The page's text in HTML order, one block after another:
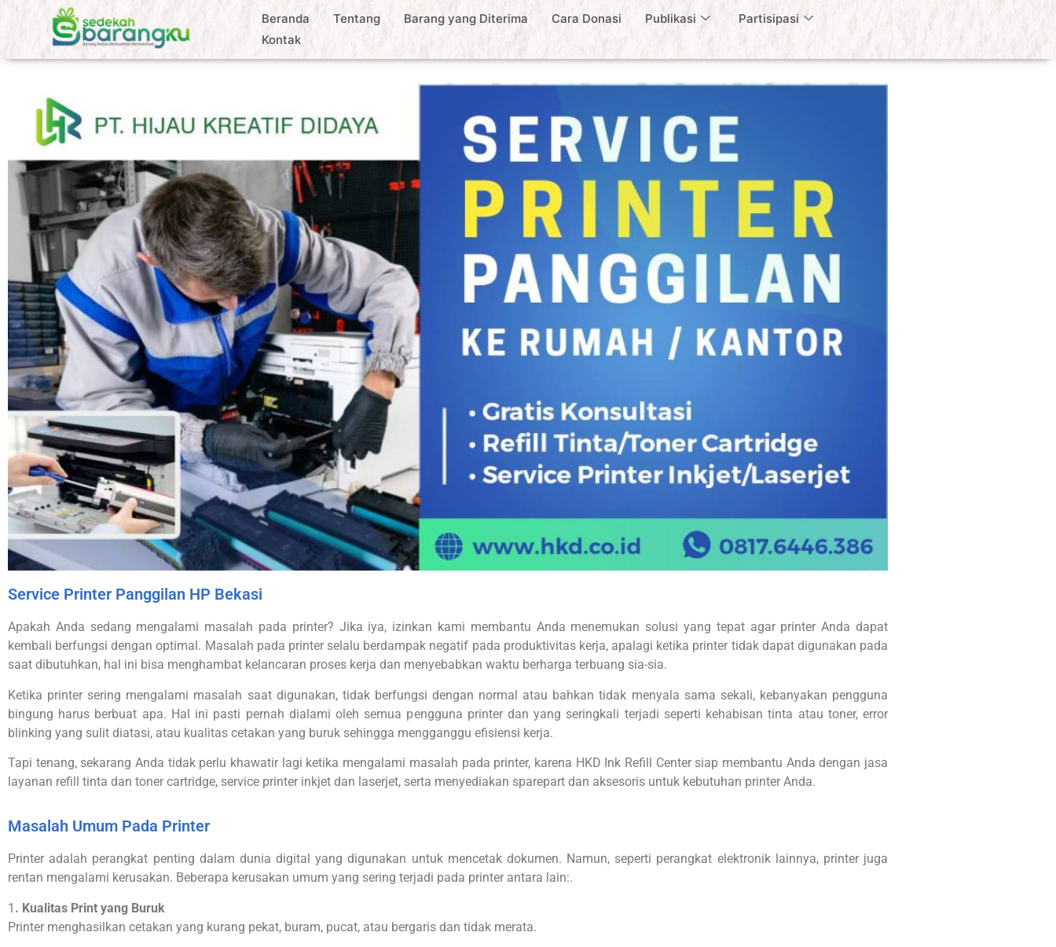
Beranda Tentang Barang yang Diterima Cara Donasi Publikasi
Partisipasi
Kontak
Service Printer Panggilan HP Bekasi
Apakah Anda sedang mengalami masalah pada printer? Jika iya, izinkan kami membantu Anda menemukan solusi yang tepat agar printer Anda dapat
kembali berfungsi dengan optimal. Masalah pada printer selalu berdampak negatif pada produktivitas kerja, apalagi ketika printer tidak dapat digunakan pada
saat dibutuhkan, hal ini bisa menghambat kelancaran proses kerja dan menyebabkan waktu berharga terbuang sia-sia.
Ketika printer sering mengalami masalah saat digunakan, tidak berfungsi dengan normal atau bahkan tidak menyala sama sekali, kebanyakan pengguna
bingung harus berbuat apa. Hal ini pasti pernah dialami oleh semua pengguna printer dan yang seringkali terjadi seperti kehabisan tinta atau toner, error
blinking yang sulit diatasi, atau kualitas cetakan yang buruk sehingga mengganggu efisiensi kerja.
Tapi tenang, sekarang Anda tidak perlu khawatir lagi ketika mengalami masalah pada printer, karena HKD Ink Refill Center siap membantu Anda dengan jasa
layanan refill tinta dan toner cartridge, service printer inkjet dan laserjet, serta menyediakan sparepart dan aksesoris untuk kebutuhan printer Anda.
Masalah Umum Pada Printer
Printer adalah perangkat penting dalam dunia digital yang digunakan untuk mencetak dokumen. Namun, seperti perangkat elektronik lainnya, printer juga
rentan mengalami kerusakan. Beberapa kerusakan umum yang sering terjadi pada printer antara lain:.
1 . Kualitas Print yang Buruk
Printer menghasilkan cetakan yang kurang pekat, buram, pucat, atau bergaris dan tidak merata.